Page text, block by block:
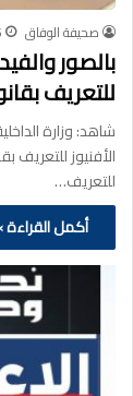
صحيفة الوفاق 5
بالصور
للتعريف
شاهد: وزارة
الأفنيوز للتعريف
للتعريف…
أكمل القراءة